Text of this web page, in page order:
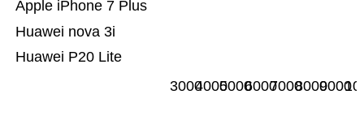
Huawei P20 Lite
Huawei nova 3i
Apple iPhone 7 Plus
3000400050006000700080009000